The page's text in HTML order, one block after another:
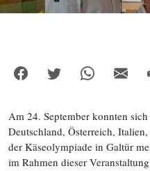
Am 24. September konnten
Deutschland, Österreich,
der Käseolympiade in Galtür
im Rahmen dieser